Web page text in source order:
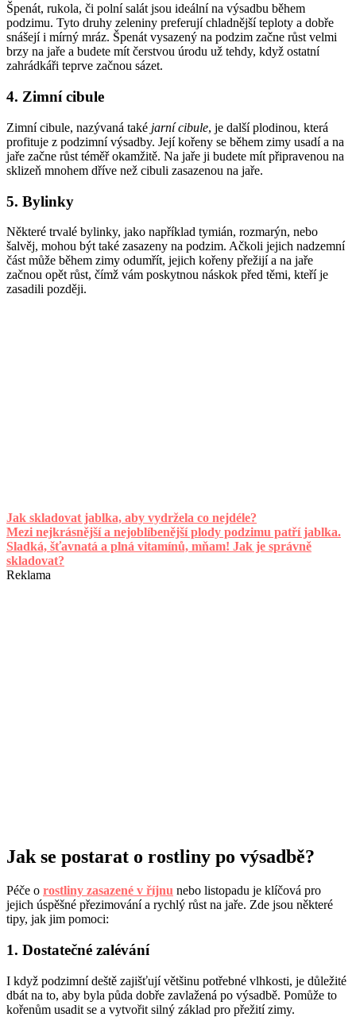
Špenát, rukola, či polní salát jsou ideální na výsadbu během
podzimu. Tyto druhy zeleniny preferují chladnější teploty a dobře
snášejí i mírný mráz. Špenát vysazený na podzim začne růst velmi
brzy na jaře a budete mít čerstvou úrodu už tehdy, když ostatní
zahrádkáři teprve začnou sázet.
4. Zimní cibule
Zimní cibule, nazývaná také jarní cibule, je další plodinou, která
profituje z podzimní výsadby. Její kořeny se během zimy usadí a na
jaře začne růst téměř okamžitě. Na jaře ji budete mít připravenou na
sklizeň mnohem dříve než cibuli zasazenou na jaře.
5. Bylinky
Některé trvalé bylinky, jako například tymián, rozmarýn, nebo
šalvěj, mohou být také zasazeny na podzim. Ačkoli jejich nadzemní
část může během zimy odumřít, jejich kořeny přežijí a na jaře
začnou opět růst, čímž vám poskytnou náskok před těmi, kteří je
zasadili později.
Jak skladovat jablka, aby vydržela co nejdéle?
Mezi nejkrásnější a nejoblíbenější plody podzimu patří jablka.
Sladká, šťavnatá a plná vitamínů, mňam! Jak je správně
skladovat?
Reklama
Jak se postarat o rostliny po výsadbě?
Péče o rostliny zasazené v říjnu nebo listopadu je klíčová pro
jejich úspěšné přezimování a rychlý růst na jaře. Zde jsou některé
tipy, jak jim pomoci:
1. Dostatečné zalévání
I když podzimní deště zajišťují většinu potřebné vlhkosti, je důležité
dbát na to, aby byla půda dobře zavlažená po výsadbě. Pomůže to
kořenům usadit se a vytvořit silný základ pro přežití zimy.